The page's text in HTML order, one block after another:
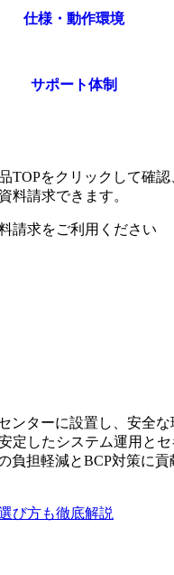
仕様・動作環境
サポート体制
TOPをクリックして確認
料請求できます。
請求をご利用ください
ンターに設置し、安全
定したシステム運用と
担軽減とBCP対策に貢
び方も徹底解説